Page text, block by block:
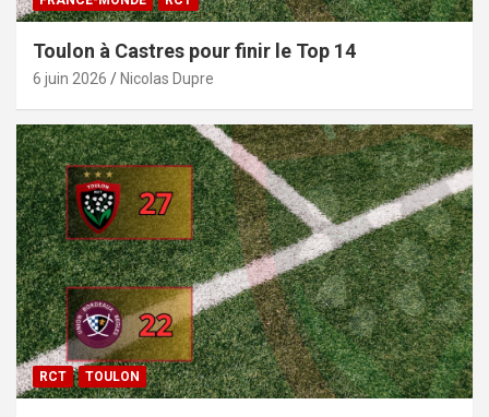
Toulon à Castres pour finir le Top 14
6 juin 2026 Nicolas Dupre
RCT TOULON